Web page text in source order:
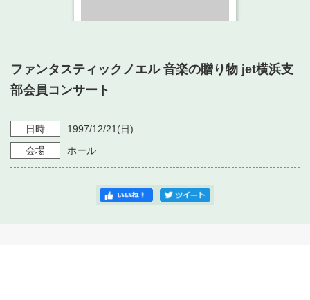
・ フロアマップ
・ よくある質問
・ 空き状況
・ 利用料金
・ 音楽堂のご案内
・ フロアマップ
・ 芸術参与
神奈川県立音楽堂
SNS
ファンタスティックノエル 音楽の贈り物 jet横浜支
部会員コンサート
日時 1997/12/21 (日)
会場
ホール